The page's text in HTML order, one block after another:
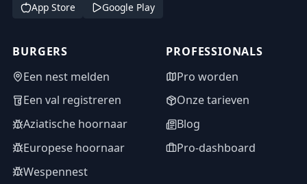
App Store Google Play
BURGERS
Een nest melden
Een val registreren
Aziatische hoornaar
Europese hoornaar
Wespennest
PROFESSIONALS
Pro worden
Onze tarieven
Blog
Pro-dashboard